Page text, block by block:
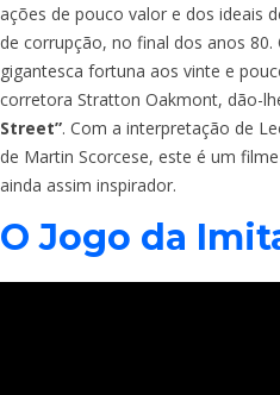
ações de pouco valor e dos ideais
de corrupção, no final dos anos 80.
gigantesca fortuna aos vinte e
corretora Stratton Oakmont, dão-
Street”. Com a interpretação de
de Martin Scorcese, este é um
ainda assim inspirador.
O Jogo da